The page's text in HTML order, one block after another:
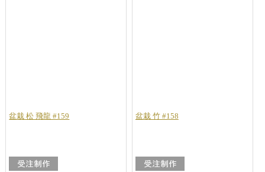
盆栽 松 飛龍 #159 盆栽 竹 #158